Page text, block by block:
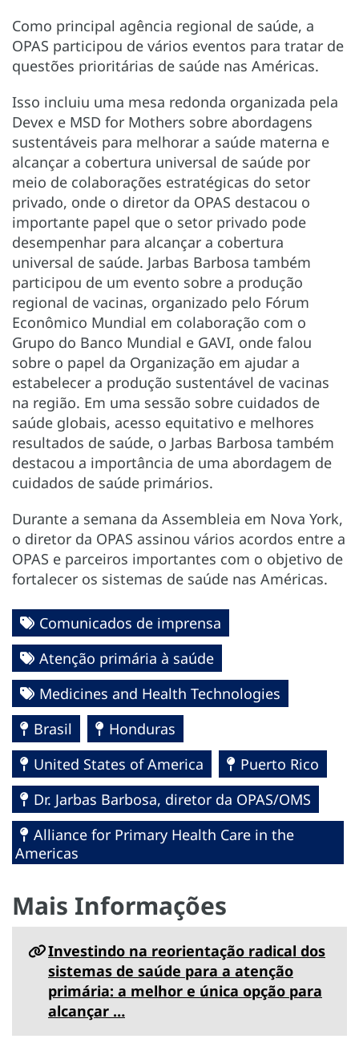
Como principal agência regional de saúde, a
OPAS participou de vários eventos para tratar de
questões prioritárias de saúde nas Américas.
Isso incluiu uma mesa redonda organizada pela
Devex e MSD for Mothers sobre abordagens
sustentáveis para melhorar a saúde materna e
alcançar a cobertura universal de saúde por
meio de colaborações estratégicas do setor
privado, onde o diretor da OPAS destacou o
importante papel que o setor privado pode
desempenhar para alcançar a cobertura
universal de saúde. Jarbas Barbosa também
participou de um evento sobre a produção
regional de vacinas, organizado pelo Fórum
Econômico Mundial em colaboração com o
Grupo do Banco Mundial e GAVI, onde falou
sobre o papel da Organização em ajudar a
estabelecer a produção sustentável de vacinas
na região. Em uma sessão sobre cuidados de
saúde globais, acesso equitativo e melhores
resultados de saúde, o Jarbas Barbosa também
destacou a importância de uma abordagem de
cuidados de saúde primários.
Durante a semana da Assembleia em Nova York,
o diretor da OPAS assinou vários acordos entre a
OPAS e parceiros importantes com o objetivo de
fortalecer os sistemas de saúde nas Américas.
Comunicados de imprensa
Atenção primária à saúde
Medicines and Health Technologies
Brasil
Honduras
United States of America
Puerto Rico
Dr. Jarbas Barbosa, diretor da OPAS/OMS
Alliance for Primary Health Care in the
Americas
Mais Informações
Investindo na reorientação radical dos
sistemas de saúde para a atenção
primária: a melhor e única opção para
alcançar …